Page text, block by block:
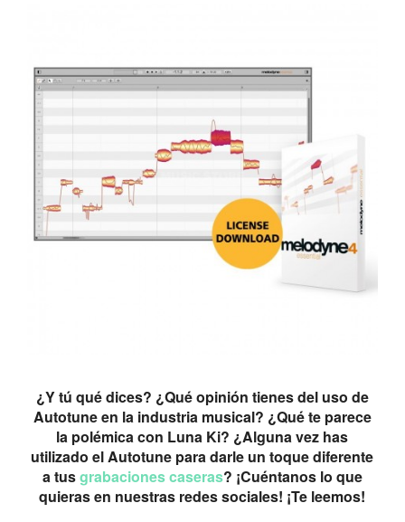
¿Y tú qué dices? ¿Qué opinión tienes del uso de
Autotune en la industria musical? ¿Qué te parece
la polémica con Luna Ki? ¿Alguna vez has
utilizado el Autotune para darle un toque diferente
a tusgrabaciones caseras? ¡Cuéntanos lo que
quieras en nuestras redes sociales! ¡Te leemos!